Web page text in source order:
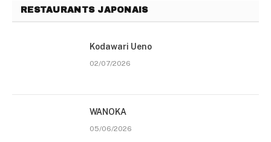
RESTAURANTS JAPONAIS
Kodawari Ueno
02/07/2026
WANOKA
05/06/2026